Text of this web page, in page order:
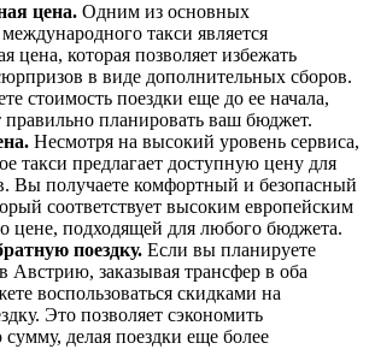
цена. Одним из основных
такси является
цена, которая позволяет избежать
в виде дополнительных сборов.
стоимость поездки еще до ее начала,
правильно планировать ваш бюджет.
Несмотря на высокий уровень сервиса,
такси предлагает доступную цену для
Вы получаете комфортный и безопасный
соответствует высоким европейским
цене, подходящей для любого бюджета.
поездку. Если вы планируете
Австрию, заказывая трансфер в оба
воспользоваться скидками на
Это позволяет сэкономить
сумму, делая поездки еще более